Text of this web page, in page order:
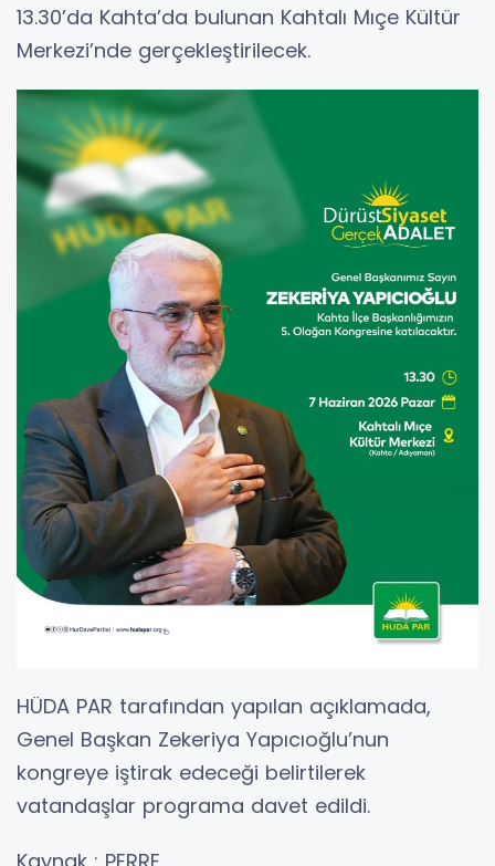
13.30’da Kahta’da bulunan Kahtalı Mıçe Kültür
Merkezi’nde gerçekleştirilecek.
HÜDA PAR tarafından yapılan açıklamada,
Genel Başkan Zekeriya Yapıcıoğlu’nun
kongreye iştirak edeceği belirtilerek
vatandaşlar programa davet edildi.